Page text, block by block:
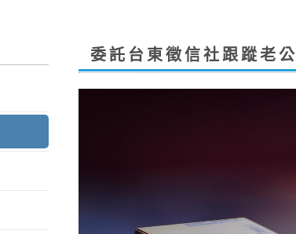
委託台東徵信社跟蹤老